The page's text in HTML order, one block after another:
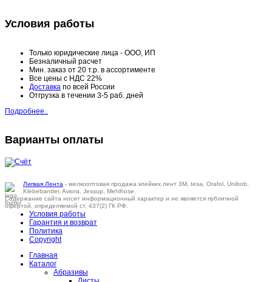
Условия работы
Только юридические лица - ООО, ИП
Безналичный расчет
Мин. заказ от 20 т.р. в ассортименте
Все цены с НДС 22%
Доставка по всей России
Отгрузка в течении 3-5 раб. дней
Подробнее..
Варианты оплаты
Липкая Лента - мелкооптовая продажа клейких лент 3M, tesa, Orafol, Unibob,
Klebebander, Aviora, Jessup, Mehlhose.
Содержание сайта носит информационный характер и не является публичной
офертой, определяемой ст. 437(2) ГК РФ.
Условия работы
Гарантия и возврат
Политика
Copyright
Главная
Каталог
Абразивы